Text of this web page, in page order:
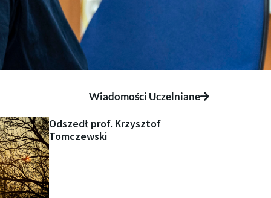
Wiadomości Uczelniane
Odszedł prof. Krzysztof
Tomczewski